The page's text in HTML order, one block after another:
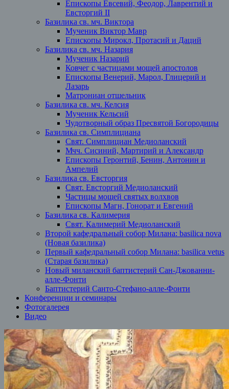
Епископы Евсевий, Феодор, Лаврентий и
Евсторгий II
Базилика св. мч. Виктора
Мученик Виктор Мавр
Епископы Мирокл, Протасий и Даций
Базилика св. мч. Назария
Мученик Назарий
Ковчег с частицами мощей апостолов
Епископы Венерий, Марол, Глицерий и
Лазарь
Матрониан отшельник
Базилика св. мч. Келсия
Мученик Кельсий
Чудотворный образ Пресвятой Богородицы
Базилика св. Симплициана
Свят. Симплициан Медиоланский
Мчч. Сисиний, Мартирий и Александр
Епископы Геронтий, Бенин, Антонин и
Ампелий
Базилика св. Евсторгия
Свят. Евсторгий Медиоланский
Частицы мощей святых волхвов
Епископы Магн, Гонорат и Евгений
Базилика св. Калимерия
Свят. Калимерий Медиоланский
Второй кафедральный собор Милана: basilica nova
(Новая базилика)
Первый кафедральный собор Милана: basilica vetus
(Старая базилика)
Новый миланский баптистерий Сан-Джованни-
алле-Фонти
Баптистерий Санто-Стефано-алле-Фонти
Конференции и семинары
Фотогалерея
Видео